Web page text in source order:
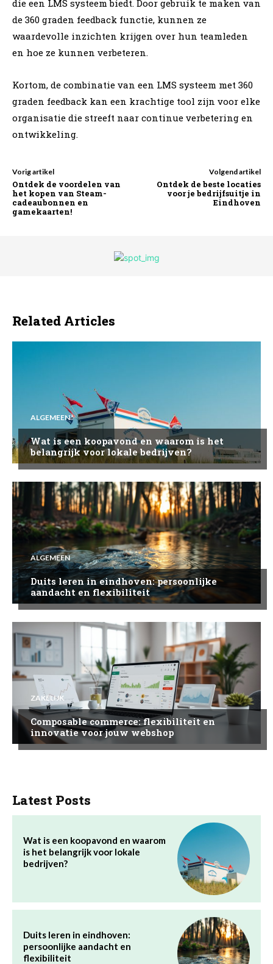
die een LMS systeem biedt. Door gebruik te maken van
de 360 graden feedback functie, kunnen ze
waardevolle inzichten krijgen over hun teamleden
en hoe ze kunnen verbeteren.
Kortom, de combinatie van een LMS systeem met 360
graden feedback kan een krachtige tool zijn voor elke
organisatie die streeft naar continue verbetering en
ontwikkeling.
Vorig artikel
Ontdek de voordelen van
het kopen van Steam-
cadeaubonnen en
gamekaarten!
Volgend artikel
Ontdek de beste locaties
voor je bedrijfsuitje in
Eindhoven
Related Articles
ALGEMEEN
Wat is een koopavond en waarom is het
belangrijk voor lokale bedrijven?
ALGEMEEN
Duits leren in eindhoven: persoonlijke
aandacht en flexibiliteit
ZAKELIJK
Composable commerce: flexibiliteit en
innovatie voor jouw webshop
Latest Posts
Wat is een koopavond en waarom
is het belangrijk voor lokale
bedrijven?
Duits leren in eindhoven:
persoonlijke aandacht en
flexibiliteit